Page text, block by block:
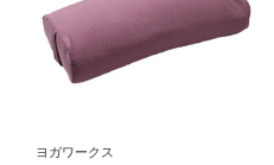
ヨガワークス